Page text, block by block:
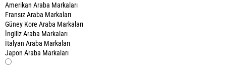
Amerikan Araba Markaları
Fransız Araba Markaları
Güney Kore Araba Markaları
İngiliz Araba Markaları
İtalyan Araba Markaları
Japon Araba Markaları